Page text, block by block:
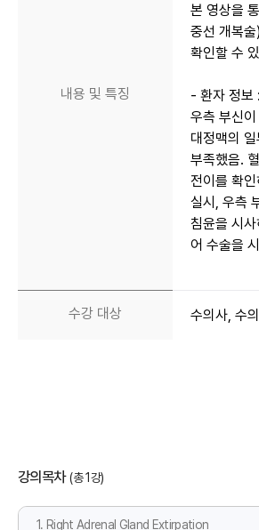
내용 및 특징
본 영상을
중선 개복
확인할 수
- 환자 정보 :
우측 부신이
대정맥의 일
부족했음.
전이를 확
실시, 우측
침윤을 시
어 수술을
수강 대상 수의사, 수
강의목차 (총 1강)
1. Right Adrenal Gland Extirpation